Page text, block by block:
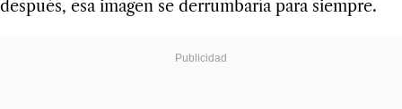
después, esa imagen se derrumbaría para siempre.